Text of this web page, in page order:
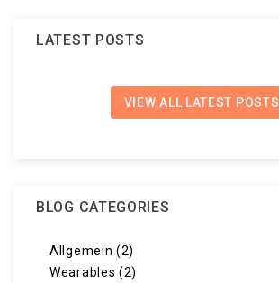
LATEST POSTS
VIEW ALL LATEST POSTS
BLOG CATEGORIES
Allgemein (2)
Wearables (2)